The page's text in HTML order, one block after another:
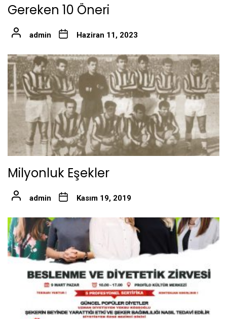
Gereken 10 Öneri
admin Haziran 11, 2023
Milyonluk Eşekler
admin Kasım 19, 2019